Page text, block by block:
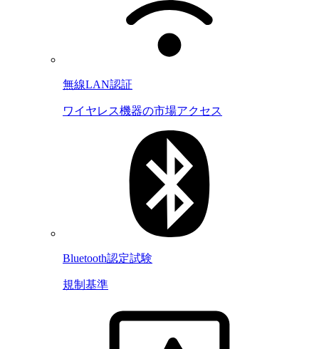
無線LAN認証
ワイヤレス機器の市場アクセス
Bluetooth認定試験
規制基準